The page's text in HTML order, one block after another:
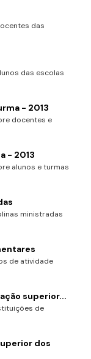
das
das escolas
- 2013
docentes e
- 2013
alunos e turmas
ministradas
de atividade
superior...
de
dos